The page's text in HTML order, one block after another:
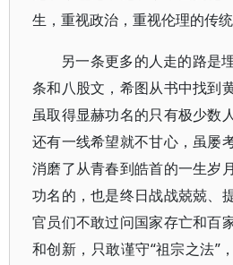
生，重视政治，重视伦理的传统
另一条更多的人走的路是
条和八股文，希图从书中找到
虽取得显赫功名的只有极少数
还有一线希望就不甘心，虽屡
消磨了从青春到皓首的一生岁
功名的，也是终日战战兢兢、
官员们不敢过问国家存亡和百
和创新，只敢谨守“祖宗之法”